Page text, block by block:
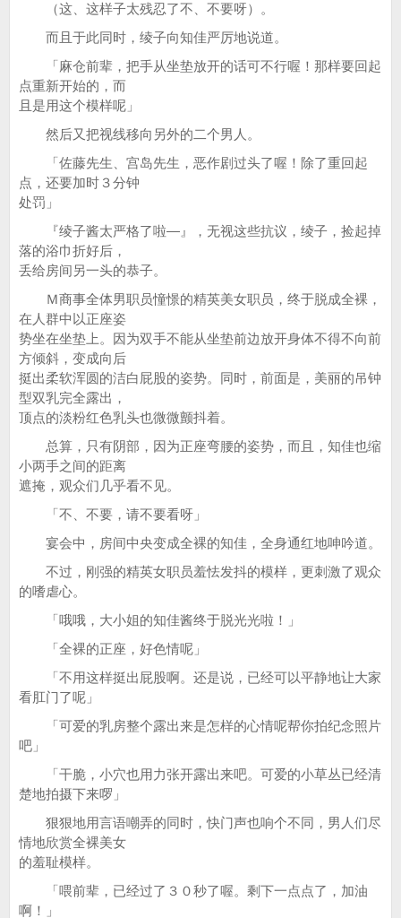
（这、这样子太残忍了不、不要呀）。
而且于此同时，绫子向知佳严厉地说道。
「麻仓前辈，把手从坐垫放开的话可不行喔！那样要回起
点重新开始的，而
且是用这个模样呢」
然后又把视线移向另外的二个男人。
「佐藤先生、宫岛先生，恶作剧过头了喔！除了重回起
点，还要加时３分钟
处罚」
『绫子酱太严格了啦—』，无视这些抗议，绫子，捡起掉
落的浴巾折好后，
丢给房间另一头的恭子。
Ｍ商事全体男职员憧憬的精英美女职员，终于脱成全裸，
在人群中以正座姿
势坐在坐垫上。因为双手不能从坐垫前边放开身体不得不向前
方倾斜，变成向后
挺出柔软浑圆的洁白屁股的姿势。同时，前面是，美丽的吊钟
型双乳完全露出，
顶点的淡粉红色乳头也微微颤抖着。
总算，只有阴部，因为正座弯腰的姿势，而且，知佳也缩
小两手之间的距离
遮掩，观众们几乎看不见。
「不、不要，请不要看呀」
宴会中，房间中央变成全裸的知佳，全身通红地呻吟道。
不过，刚强的精英女职员羞怯发抖的模样，更刺激了观众
的嗜虐心。
「哦哦，大小姐的知佳酱终于脱光光啦！」
「全裸的正座，好色情呢」
「不用这样挺出屁股啊。还是说，已经可以平静地让大家
看肛门了呢」
「可爱的乳房整个露出来是怎样的心情呢帮你拍纪念照片
吧」
「干脆，小穴也用力张开露出来吧。可爱的小草丛已经清
楚地拍摄下来啰」
狠狠地用言语嘲弄的同时，快门声也响个不同，男人们尽
情地欣赏全裸美女
的羞耻模样。
「喂前辈，已经过了３０秒了喔。剩下一点点了，加油
啊！」